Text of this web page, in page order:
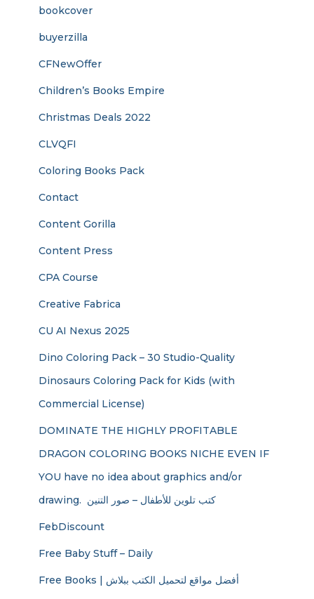
bookcover
buyerzilla
CFNewOffer
Children’s Books Empire
Christmas Deals 2022
CLVQFI
Coloring Books Pack
Contact
Content Gorilla
Content Press
CPA Course
Creative Fabrica
CU AI Nexus 2025
Dino Coloring Pack – 30 Studio-Quality
Dinosaurs Coloring Pack for Kids (with
Commercial License)
DOMINATE THE HIGHLY PROFITABLE
DRAGON COLORING BOOKS NICHE EVEN IF
YOU have no idea about graphics and/or
drawing. ​ كتب تلوين للأطفال – صور التنين
FebDiscount
Free Baby Stuff – Daily
Free Books | أفضل مواقع لتحميل الكتب ببلاش